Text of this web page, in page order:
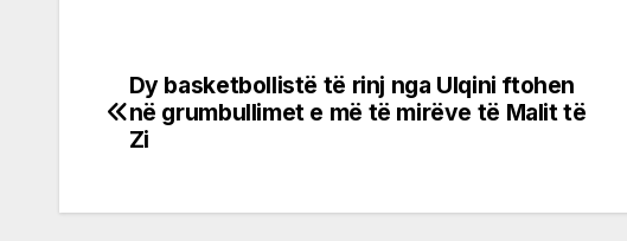
Post
navigation
Dy basketbollistë të rinj nga Ulqini ftohen
në grumbullimet e më të mirëve të Malit të
Zi